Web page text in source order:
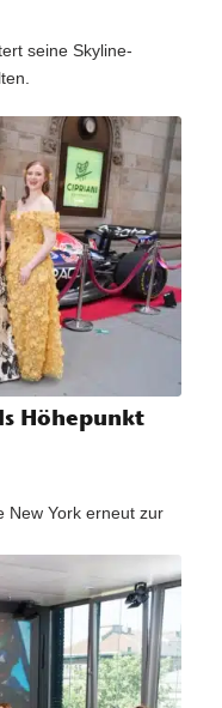
seine Skyline-
Höhepunkt
New York erneut zur